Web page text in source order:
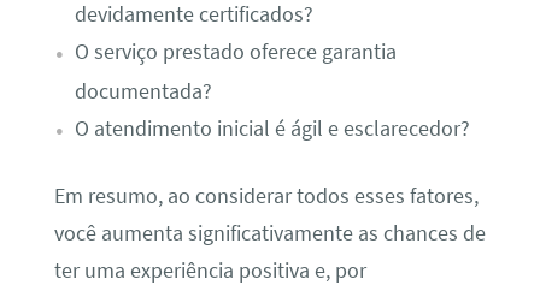
devidamente certificados?
O serviço prestado oferece garantia
documentada?
O atendimento inicial é ágil e esclarecedor?
Em resumo, ao considerar todos esses fatores,
você aumenta significativamente as chances de
ter uma experiência positiva e, por